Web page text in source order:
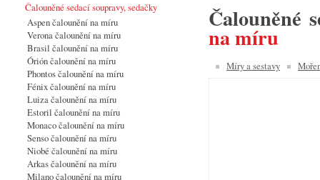
Čalouněné
na míru
Míry a sestavy
Čalouněné sedací soupravy, sedačky
Aspen čalounění na míru
Verona čalounění na míru
Brasil čalounění na míru
Órión čalounění na míru
Phontos čalounění na míru
Fénix čalounění na míru
Luiza čalounění na míru
Estoril čalounění na míru
Monaco čalounění na míru
Senso čalounění na míru
Niobé čalounění na míru
Arkas čalounění na míru
Milano čalounění na míru